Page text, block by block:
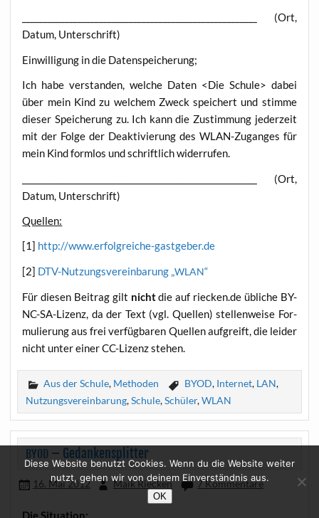
_______________________________________________________ (Ort,
Datum, Unterschrift)
Ein­wil­li­gung in die Datenspeicherung;
Ich habe ver­stan­den, wel­che Daten <Die Schu­le> dabei
über mein Kind zu wel­chem Zweck spei­chert und stim­me
die­ser Spei­che­rung zu. Ich kann die Zustim­mung jeder­zeit
mit der Fol­ge der Deak­ti­vie­rung des WLAN-Zugan­ges für
mein Kind form­los und schrift­lich widerrufen.
_______________________________________________________ (Ort,
Datum, Unterschrift)
Quel­len:
[1] http://www.erfolgreiche-gastgeber.de
[2] DTV-Nut­zungs­ver­ein­ba­rung „WLAN“
Für die­sen Bei­trag gilt nichtdie auf riecken.de übli­che BY-
NC-SA-Lizenz, da der Text (vgl. Quel­len) stel­len­wei­se For­
mu­lie­rung aus frei ver­füg­ba­ren Quel­len auf­greift, die lei­der
nicht unter einer CC-Lizenz stehen.
Aus der Schule, Methoden BYOD, Internet, LAN,
Nutzungsvereinbarung,Schule,Schüler,WLAN
BYOD– Gedankensplitter
16. Mai 2012 Maik Riecken 7 Kommentare
Die Situa­ti­on:
Diese Website benutzt Cookies. Wenn du die Website weiter
nutzt, gehen wir von deinem Einverständnis aus.
OK